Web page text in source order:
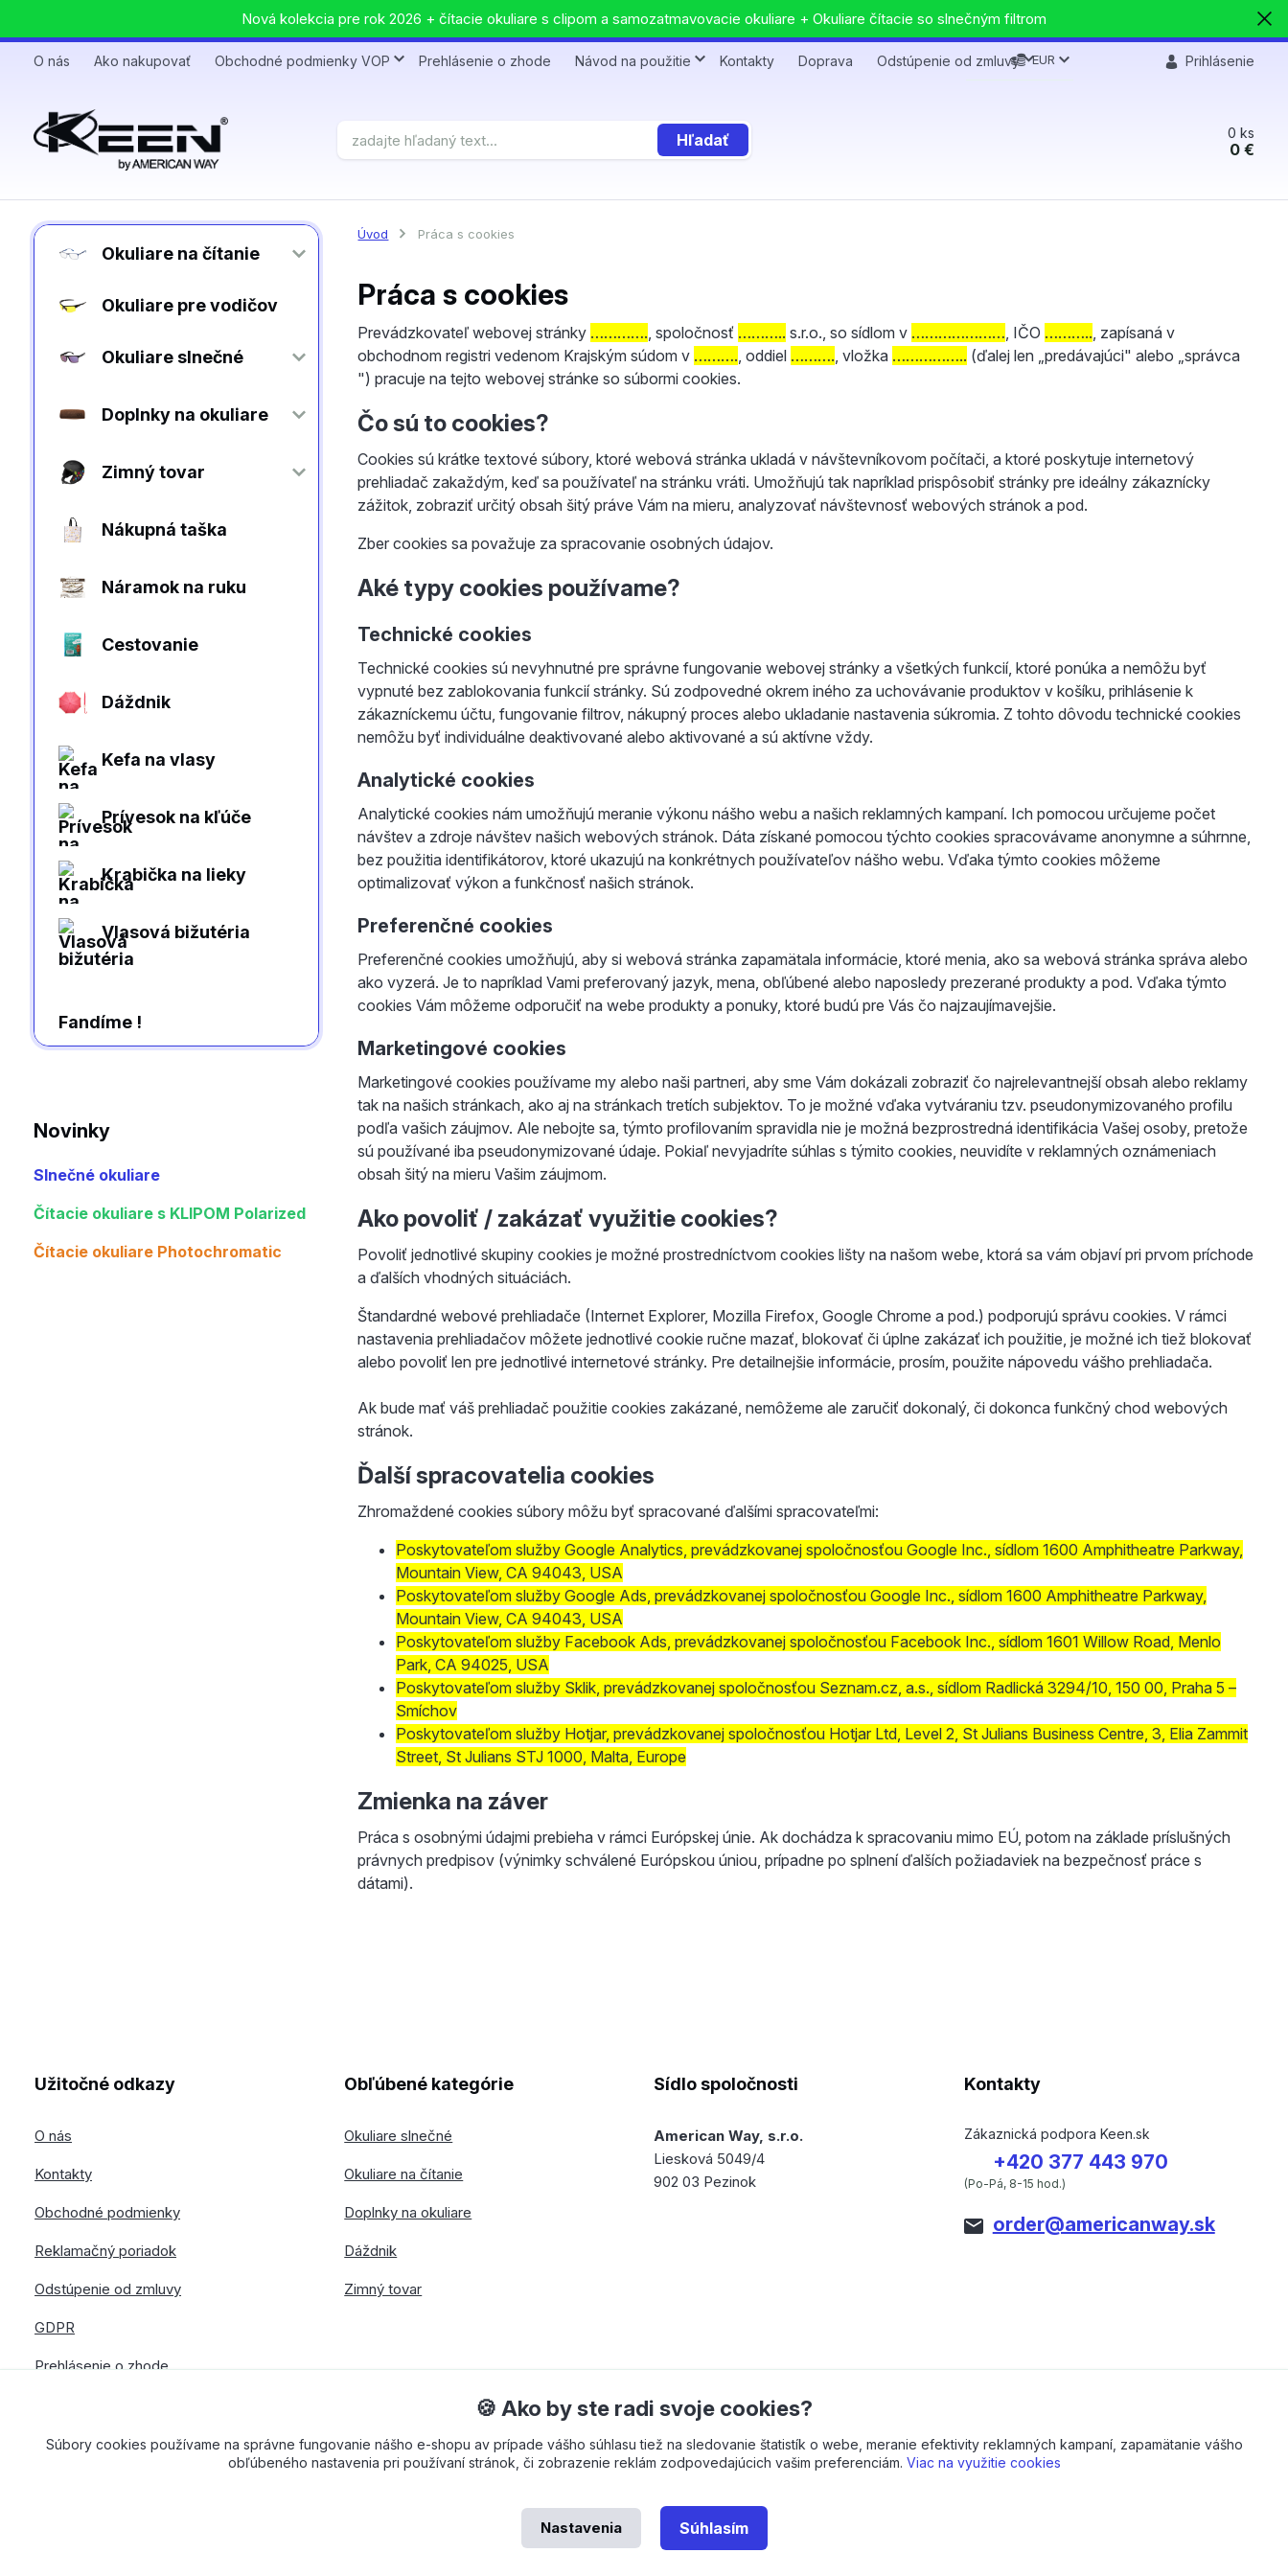
Nová kolekcia pre rok 2026 + čítacie okuliare s clipom a samozatmavovacie okuliare + Okuliare čítacie so slnečným filtrom
O nás Ako nakupovať Obchodné podmienky VOP Prehlásenie o zhode Návod na použitie Kontakty Doprava Odstúpenie od zmluvy EUR Prihlásenie
Hľadať 0 ks
0 €
Okuliare na čítanie
Okuliare pre vodičov
Okuliare slnečné
Doplnky na okuliare
Zimný tovar
Nákupná taška
Náramok na ruku
Cestovanie
Dáždnik
Kefa na vlasy
Prívesok na kľúče
Krabička na lieky
Vlasová bižutéria
Fandíme !
Novinky
Slnečné okuliare
Čítacie okuliare s KLIPOM Polarized
Čítacie okuliare Photochromatic
Úvod Práca s cookies
Práca s cookies
Prevádzkovateľ webovej stránky …………., spoločnosť ……….. s.r.o., so sídlom v …………………, IČO ……….., zapísaná v
obchodnom registri vedenom Krajským súdom v ………., oddiel ………., vložka …………….. (ďalej len „predávajúci" alebo „správca
") pracuje na tejto webovej stránke so súbormi cookies.
Čo sú to cookies?
Cookies sú krátke textové súbory, ktoré webová stránka ukladá v návštevníkovom počítači, a ktoré poskytuje internetový
prehliadač zakaždým, keď sa používateľ na stránku vráti. Umožňujú tak napríklad prispôsobiť stránky pre ideálny zákaznícky
zážitok, zobraziť určitý obsah šitý práve Vám na mieru, analyzovať návštevnosť webových stránok a pod.
Zber cookies sa považuje za spracovanie osobných údajov.
Aké typy cookies používame?
Technické cookies
Technické cookies sú nevyhnutné pre správne fungovanie webovej stránky a všetkých funkcií, ktoré ponúka a nemôžu byť
vypnuté bez zablokovania funkcií stránky. Sú zodpovedné okrem iného za uchovávanie produktov v košíku, prihlásenie k
zákazníckemu účtu, fungovanie filtrov, nákupný proces alebo ukladanie nastavenia súkromia. Z tohto dôvodu technické cookies
nemôžu byť individuálne deaktivované alebo aktivované a sú aktívne vždy.
Analytické cookies
Analytické cookies nám umožňujú meranie výkonu nášho webu a našich reklamných kampaní. Ich pomocou určujeme počet
návštev a zdroje návštev našich webových stránok. Dáta získané pomocou týchto cookies spracovávame anonymne a súhrnne,
bez použitia identifikátorov, ktoré ukazujú na konkrétnych používateľov nášho webu. Vďaka týmto cookies môžeme
optimalizovať výkon a funkčnosť našich stránok.
Preferenčné cookies
Preferenčné cookies umožňujú, aby si webová stránka zapamätala informácie, ktoré menia, ako sa webová stránka správa alebo
ako vyzerá. Je to napríklad Vami preferovaný jazyk, mena, obľúbené alebo naposledy prezerané produkty a pod. Vďaka týmto
cookies Vám môžeme odporučiť na webe produkty a ponuky, ktoré budú pre Vás čo najzaujímavejšie.
Marketingové cookies
Marketingové cookies používame my alebo naši partneri, aby sme Vám dokázali zobraziť čo najrelevantnejší obsah alebo reklamy
tak na našich stránkach, ako aj na stránkach tretích subjektov. To je možné vďaka vytváraniu tzv. pseudonymizovaného profilu
podľa vašich záujmov. Ale nebojte sa, týmto profilovaním spravidla nie je možná bezprostredná identifikácia Vašej osoby, pretože
sú používané iba pseudonymizované údaje. Pokiaľ nevyjadríte súhlas s týmito cookies, neuvidíte v reklamných oznámeniach
obsah šitý na mieru Vašim záujmom.
Ako povoliť / zakázať využitie cookies?
Povoliť jednotlivé skupiny cookies je možné prostredníctvom cookies lišty na našom webe, ktorá sa vám objaví pri prvom príchode
a ďalších vhodných situáciách.
Štandardné webové prehliadače (Internet Explorer, Mozilla Firefox, Google Chrome a pod.) podporujú správu cookies. V rámci
nastavenia prehliadačov môžete jednotlivé cookie ručne mazať, blokovať či úplne zakázať ich použitie, je možné ich tiež blokovať
alebo povoliť len pre jednotlivé internetové stránky. Pre detailnejšie informácie, prosím, použite nápovedu vášho prehliadača.
Ak bude mať váš prehliadač použitie cookies zakázané, nemôžeme ale zaručiť dokonalý, či dokonca funkčný chod webových
stránok.
Ďalší spracovatelia cookies
Zhromaždené cookies súbory môžu byť spracované ďalšími spracovateľmi:
Poskytovateľom služby Google Analytics, prevádzkovanej spoločnosťou Google Inc., sídlom 1600 Amphitheatre Parkway,
Mountain View, CA 94043, USA
Poskytovateľom služby Google Ads, prevádzkovanej spoločnosťou Google Inc., sídlom 1600 Amphitheatre Parkway,
Mountain View, CA 94043, USA
Poskytovateľom služby Facebook Ads, prevádzkovanej spoločnosťou Facebook Inc., sídlom 1601 Willow Road, Menlo
Park, CA 94025, USA
Poskytovateľom služby Sklik, prevádzkovanej spoločnosťou Seznam.cz, a.s., sídlom Radlická 3294/10, 150 00, Praha 5 –
Smíchov
Poskytovateľom služby Hotjar, prevádzkovanej spoločnosťou Hotjar Ltd, Level 2, St Julians Business Centre, 3, Elia Zammit
Street, St Julians STJ 1000, Malta, Europe
Zmienka na záver
Práca s osobnými údajmi prebieha v rámci Európskej únie. Ak dochádza k spracovaniu mimo EÚ, potom na základe príslušných
právnych predpisov (výnimky schválené Európskou úniou, prípadne po splnení ďalších požiadaviek na bezpečnosť práce s
dátami).
Užitočné odkazy
O nás
Kontakty
Obchodné podmienky
Reklamačný poriadok
Odstúpenie od zmluvy
GDPR
Prehlásenie o zhode
Obľúbené kategórie
Okuliare slnečné
Okuliare na čítanie
Doplnky na okuliare
Dáždnik
Zimný tovar
Sídlo spoločnosti
American Way, s.r.o.
Liesková 5049/4
902 03 Pezinok
Kontakty
Zákaznická podpora Keen.sk
+420 377 443 970
(Po-Pá, 8-15 hod.)
order@americanway.sk
🍪 Ako by ste radi svoje cookies?
Súbory cookies používame na správne fungovanie nášho e-shopu av prípade vášho súhlasu tiež na sledovanie štatistík o webe, meranie efektivity reklamných kampaní, zapamätanie vášho
obľúbeného nastavenia pri používaní stránok, či zobrazenie reklám zodpovedajúcich vašim preferenciám. Viac na využitie cookies
Nastavenia Súhlasím